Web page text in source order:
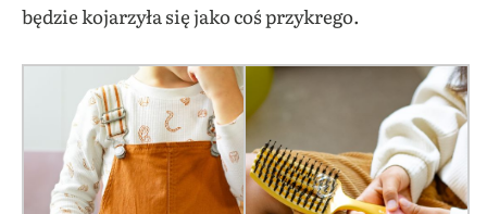
będzie kojarzyła się jako coś przykrego.